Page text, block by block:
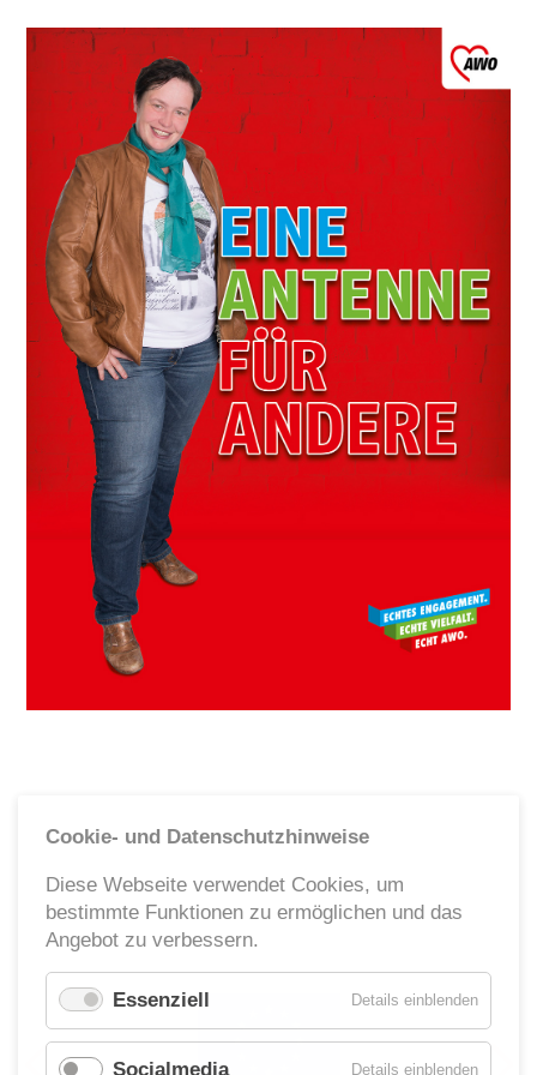
Werte
Statut & Satzung AWO
Bundesverband
AWO Unternehmenskodex
Beschlüsse Landeskonferenzen
Geschäftsstelle
Korporative Partner
Die AWO in Mecklenburg Vorpommern
Oft gefragt in Verband
Stellenangebote
Initiative Transparente Zivilgesellschaft
Ehrenamt
Geschäftsstelle
Kinder- und Jugendhilfe
Cookie- und Datenschutzhinweise
Diese Webseite verwendet Cookies, um
bestimmte Funktionen zu ermöglichen und das
Angebot zu verbessern.
Essenziell Details einblendenfür
Socialmedia Details einblendenfür